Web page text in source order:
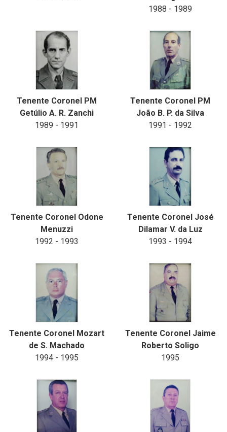
1988 - 1989
Tenente Coronel PM
Getúlio A. R. Zanchi
1989 - 1991
Tenente Coronel PM
João B. P. da Silva
1991 - 1992
Tenente Coronel Odone
Menuzzi
1992 - 1993
Tenente Coronel José
Dilamar V. da Luz
1993 - 1994
Tenente Coronel Mozart
de S. Machado
1994 - 1995
Tenente Coronel Jaime
Roberto Soligo
1995